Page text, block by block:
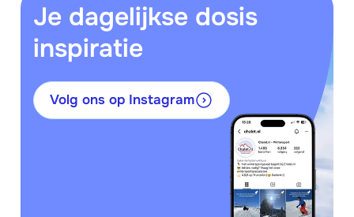
Je dagelijkse dosis
inspiratie
Volg ons op Instagram